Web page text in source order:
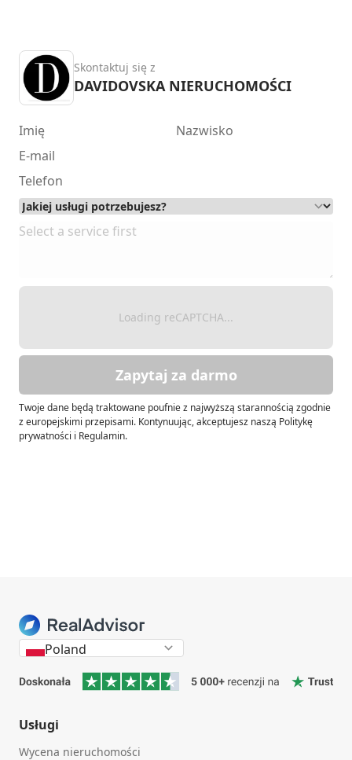
Skontaktuj się z
DAVIDOVSKA NIERUCHOMOŚCI
Loading reCAPTCHA...
Zapytaj za darmo
Twoje dane będą traktowane poufnie z najwyższą starannością zgodnie
z europejskimi przepisami. Kontynuując, akceptujesz naszą Politykę
prywatności i Regulamin.
Poland
Usługi
Wycena nieruchomości